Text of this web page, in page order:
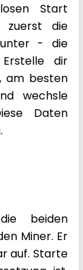
Start
zuerst die
- die
dir
am besten
wechsle
Daten
beiden
Miner. Er
auf. Starte